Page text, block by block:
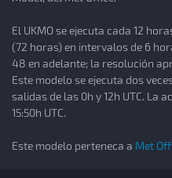
El UKMO se ejecuta cada 12
(72 horas) en intervalos de 6
48 en adelante; la resolución
Este modelo se ejecuta dos
salidas de las 0h y 12h UTC. La
15:50h UTC.
Este modelo perteneca a Met